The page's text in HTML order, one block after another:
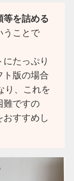
等を詰める
うことで
たっぷり
ト版の場合
り、これを
難ですの
おすすめし